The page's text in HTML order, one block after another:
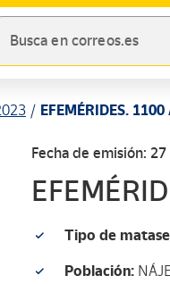
Busca en correos.es
EFEMÉRIDES.
Fecha de emisión:
Tipo de
Población: